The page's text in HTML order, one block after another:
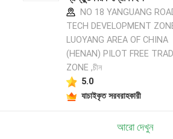
NO 18 YANGUANG
TECH DEVELOPMENT
LUOYANG AREA OF CHINA
(HENAN) PILOT FREE
ZONE ,চীন
5.0
যাচাইকৃত সরবরাহকারী
আরো দেখুন